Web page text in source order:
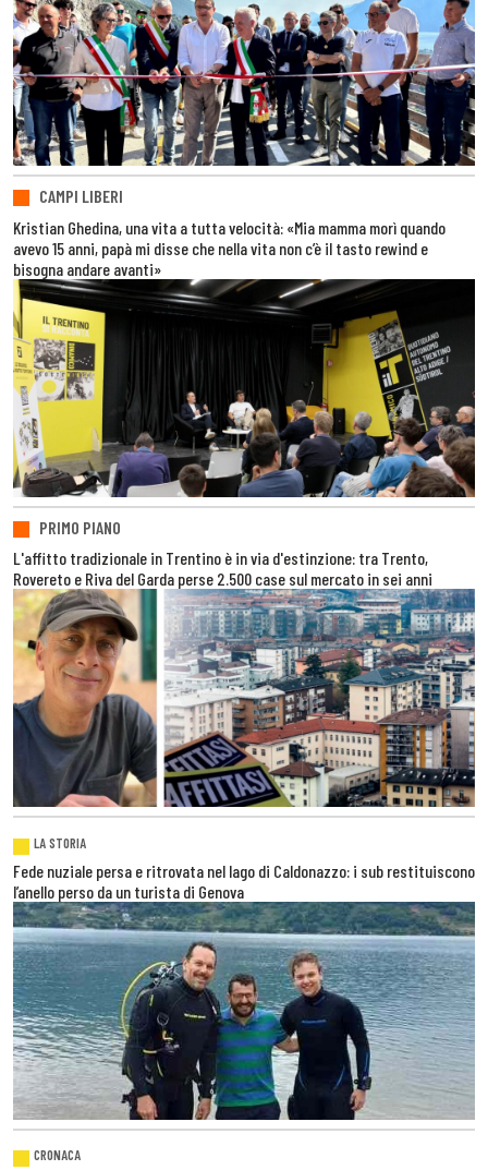
CAMPI LIBERI
Kristian Ghedina, una vita a tutta velocità: «Mia mamma morì quando
avevo 15 anni, papà mi disse che nella vita non c’è il tasto rewind e
bisogna andare avanti»
PRIMO PIANO
L'affitto tradizionale in Trentino è in via d'estinzione: tra Trento,
Rovereto e Riva del Garda perse 2.500 case sul mercato in sei anni
LA STORIA
Fede nuziale persa e ritrovata nel lago di Caldonazzo: i sub restituiscono
l’anello perso da un turista di Genova
CRONACA